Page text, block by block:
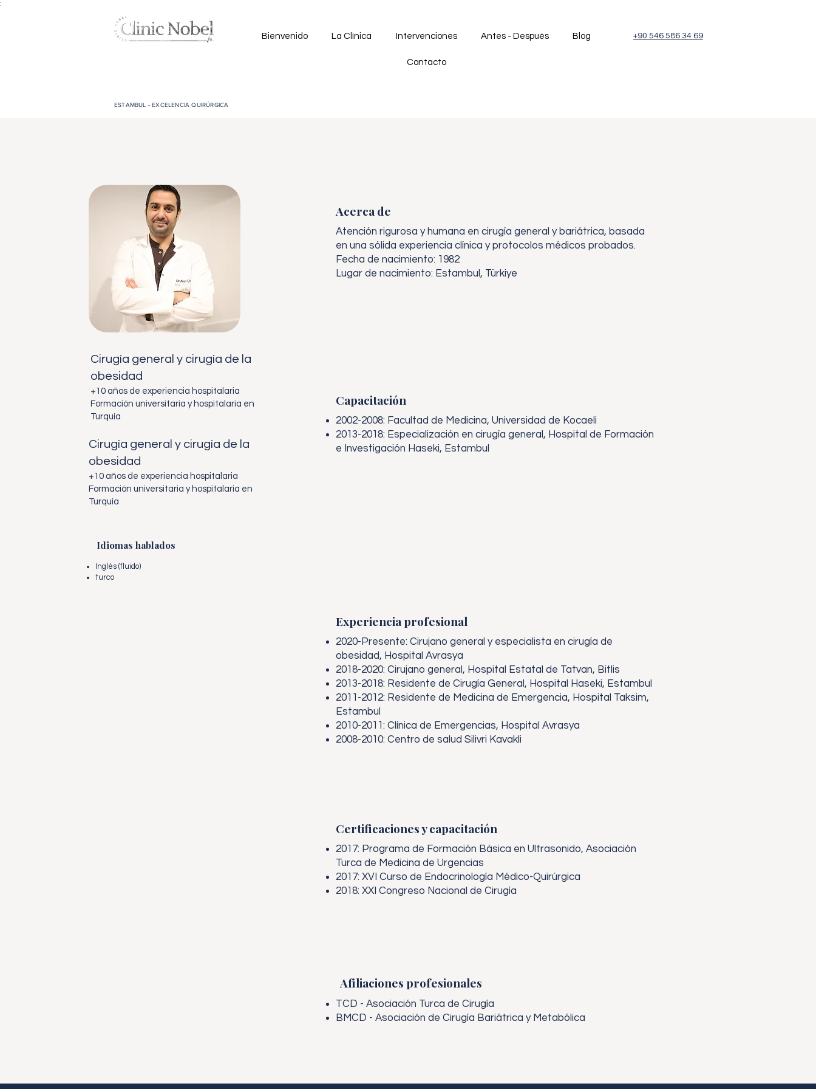
;
Bienvenido La Clínica Intervenciones Antes - Después Blog
Contacto
ESTAMBUL - EXCELENCIA QUIRÚRGICA
+90 546 586 34 69
Cirugía general y cirugía de la
obesidad
+10 años de experiencia hospitalaria
Formación universitaria y hospitalaria en
Turquía
Cirugía general y cirugía de la
obesidad
+10 años de experiencia hospitalaria
Formación universitaria y hospitalaria en
Turquía
Acerca de
Atención rigurosa y humana en cirugía general y bariátrica, basada
en una sólida experiencia clínica y protocolos médicos probados.
Fecha de nacimiento: 1982
Lugar de nacimiento: Estambul, Türkiye
Capacitación
2002-2008: Facultad de Medicina, Universidad de Kocaeli
2013-2018: Especialización en cirugía general, Hospital de Formación
e Investigación Haseki, Estambul
Idiomas hablados
Inglés (fluido)
turco
Experiencia profesional
2020-Presente: Cirujano general y especialista en cirugía de
obesidad, Hospital Avrasya
2018-2020: Cirujano general, Hospital Estatal de Tatvan, Bitlis
2013-2018: Residente de Cirugía General, Hospital Haseki, Estambul
2011-2012: Residente de Medicina de Emergencia, Hospital Taksim,
Estambul
2010-2011: Clínica de Emergencias, Hospital Avrasya
2008-2010: Centro de salud Silivri Kavakli
Certificaciones y capacitación
2017: Programa de Formación Básica en Ultrasonido, Asociación
Turca de Medicina de Urgencias
2017: XVI Curso de Endocrinología Médico-Quirúrgica
2018: XXI Congreso Nacional de Cirugía
Afiliaciones profesionales
TCD - Asociación Turca de Cirugía
BMCD - Asociación de Cirugía Bariátrica y Metabólica